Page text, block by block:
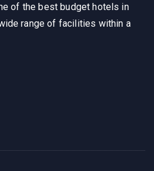
of the best budget hotels in
range of facilities within a